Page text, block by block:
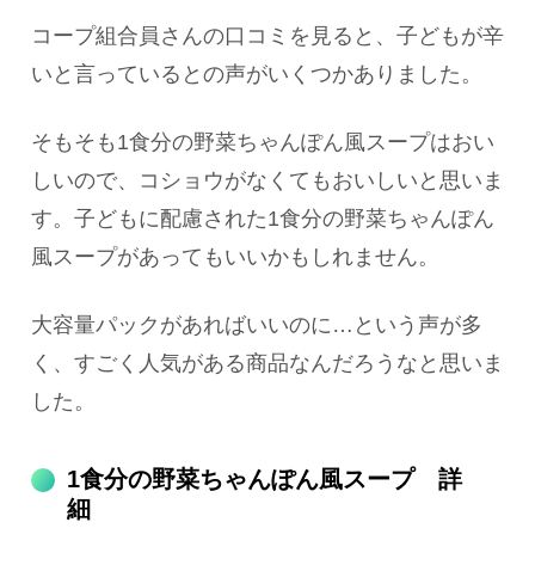
コープ組合員さんの口コミを見ると、子どもが辛
いと言っているとの声がいくつかありました。
そもそも1食分の野菜ちゃんぽん風スープはおい
しいので、コショウがなくてもおいしいと思いま
す。子どもに配慮された1食分の野菜ちゃんぽん
風スープがあってもいいかもしれません。
大容量パックがあればいいのに…という声が多
く、すごく人気がある商品なんだろうなと思いま
した。
1食分の野菜ちゃんぽん風スープ 詳
細